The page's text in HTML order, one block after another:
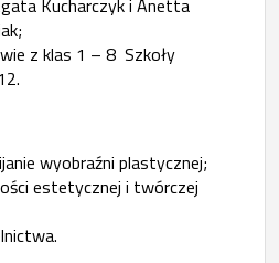
Kucharczyk i Anetta
z klas 1 – 8 Szkoły
wyobraźni plastycznej;
estetycznej i twórczej